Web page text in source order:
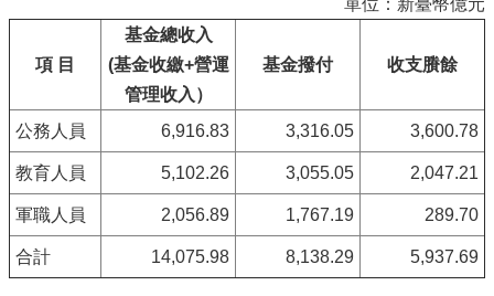
單位：新臺幣億元
項 目
基金總收入
(基金收繳+營運
管理收入）
基金撥付 收支賸餘
公務人員 6,916.83 3,316.05 3,600.78
教育人員 5,102.26 3,055.05 2,047.21
軍職人員 2,056.89 1,767.19 289.70
合計 14,075.98 8,138.29 5,937.69